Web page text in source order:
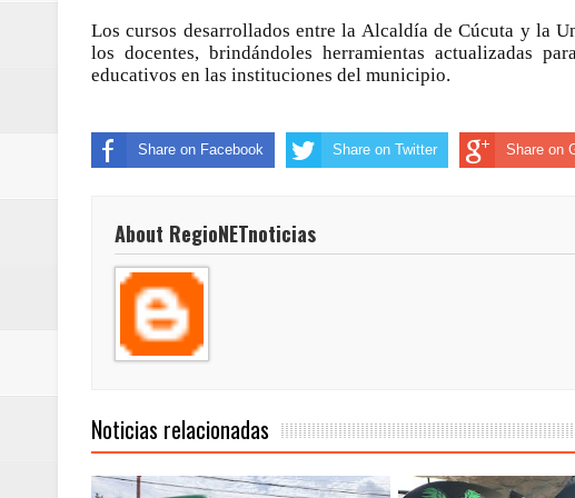
ReGioNetNoticias- MEDELLIN / En
excedió límites de emisión de gases
ReGioNetNoticias / Altas temperaturas
seguridad para la posesión presidencial
Regionetnoticias / En solo dos años y
Los cursos desarrollados entre la Alcaldía de Cúcuta y la
los docentes, brindándoles herramientas actualizadas
educativos en las instituciones del municipio.
Share on Facebook Share on Twitter Share on
About RegioNETnoticias
Noticias relacionadas